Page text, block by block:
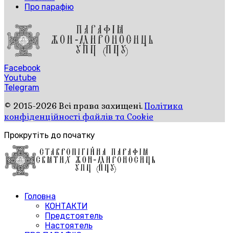
Про парафію
Facebook
Youtube
Telegram
© 2015-2026 Всі права захищені.Політика
конфіденційності файлів та Cookie
Прокрутіть до початку
Головна
КОНТАКТИ
Предстоятель
Настоятель